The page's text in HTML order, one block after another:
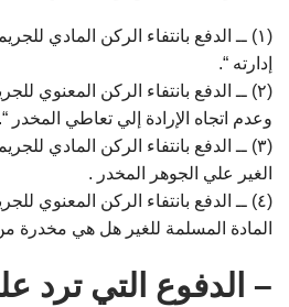
(۱) ــ الدفع بانتفاء الركن المادي
إدارته “.
(۲) ــ الدفع بانتفاء الركن المعنوي
وعدم اتجاه الإرادة إلي تعاطي المخدر “.
(۳) ــ الدفع بانتفاء الركن المادي
الغير علي الجوهر المخدر .
(٤) ــ الدفع بانتفاء الركن المعنوي
المادة المسلمة للغير هل هي مخدرة
– الدفوع التي ترد